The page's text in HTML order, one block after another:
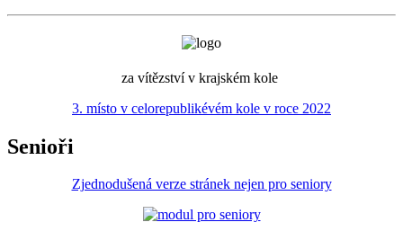
za vítězství v krajském kole
3. místo v celorepublikévém kole v roce 2022
Senioři
Zjednodušená verze stránek nejen pro seniory